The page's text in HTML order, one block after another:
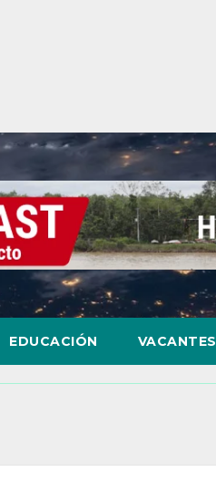
EDUCACIÓN VACANTES